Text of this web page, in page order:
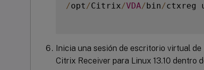
/opt /Citrix/VDA/bin/ctxreg
Inicia una sesión de escritorio virtual
Citrix Receiver para Linux 13.10 dentro